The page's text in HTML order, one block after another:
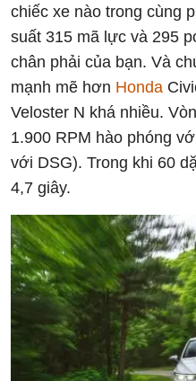
chiếc xe nào trong cùng
suất 315 mã lực và 295
chân phải của bạn. Và
mạnh mẽ hơn Honda
Veloster N khá nhiều.
1.900 RPM hào phóng
với DSG). Trong khi 60
4,7 giây.